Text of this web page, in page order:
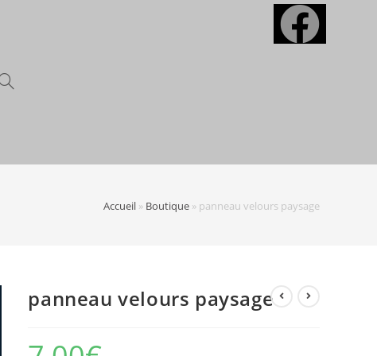
Accueil » Boutique » panneau velours paysage
panneau velours paysage